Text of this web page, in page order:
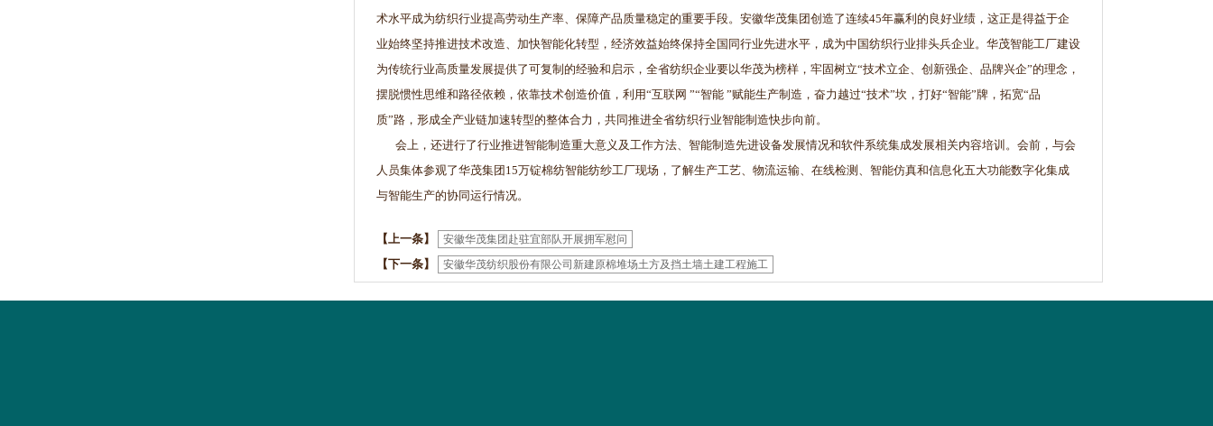
术水平成为纺织行业提高劳动生产率、保障产品质量稳定的重要手段。安徽华茂集团创造了连续45年赢利的良好业绩，这正是得益于企
业始终坚持推进技术改造、加快智能化转型，经济效益始终保持全国同行业先进水平，成为中国纺织行业排头兵企业。华茂智能工厂建设
为传统行业高质量发展提供了可复制的经验和启示，全省纺织企业要以华茂为榜样，牢固树立“技术立企、创新强企、品牌兴企”的理念，
摆脱惯性思维和路径依赖，依靠技术创造价值，利用“互联网 ”“智能 ”赋能生产制造，奋力越过“技术”坎，打好“智能”牌，拓宽“品
质”路，形成全产业链加速转型的整体合力，共同推进全省纺织行业智能制造快步向前。
会上，还进行了行业推进智能制造重大意义及工作方法、智能制造先进设备发展情况和软件系统集成发展相关内容培训。会前，与会
人员集体参观了华茂集团15万锭棉纺智能纺纱工厂现场，了解生产工艺、物流运输、在线检测、智能仿真和信息化五大功能数字化集成
与智能生产的协同运行情况。
【上一条】 安徽华茂集团赴驻宜部队开展拥军慰问
【下一条】 安徽华茂纺织股份有限公司新建原棉堆场土方及挡土墙土建工程施工